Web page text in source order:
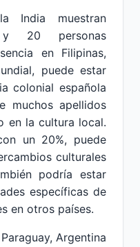
India muestran
20 personas
en Filipinas,
puede estar
colonial española
muchos apellidos
en la cultura local.
un 20%, puede
culturales
podría estar
específicas de
en otros países.
Argentina